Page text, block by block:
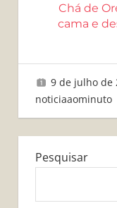
Chá de
cama e
9 de julho de
noticiaaominuto
Pesquisar